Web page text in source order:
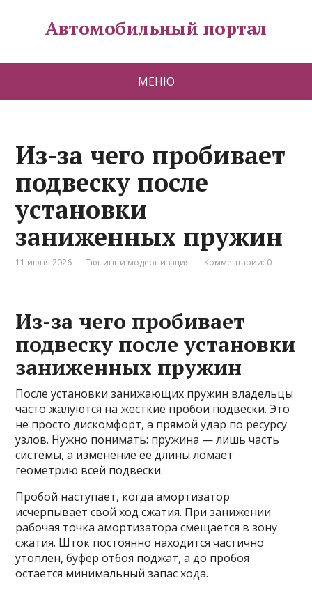
Автомобильный портал
МЕНЮ
Из-за чего пробивает
подвеску после
установки
заниженных пружин
11 июня 2026 Тюнинг и модернизация Комментарии: 0
Из-за чего пробивает
подвеску после установки
заниженных пружин
После установки занижающих пружин владельцы
часто жалуются на жесткие пробои подвески. Это
не просто дискомфорт, а прямой удар по ресурсу
узлов. Нужно понимать: пружина — лишь часть
системы, а изменение ее длины ломает
геометрию всей подвески.
Пробой наступает, когда амортизатор
исчерпывает свой ход сжатия. При занижении
рабочая точка амортизатора смещается в зону
сжатия. Шток постоянно находится частично
утоплен, буфер отбоя поджат, а до пробоя
остается минимальный запас хода.